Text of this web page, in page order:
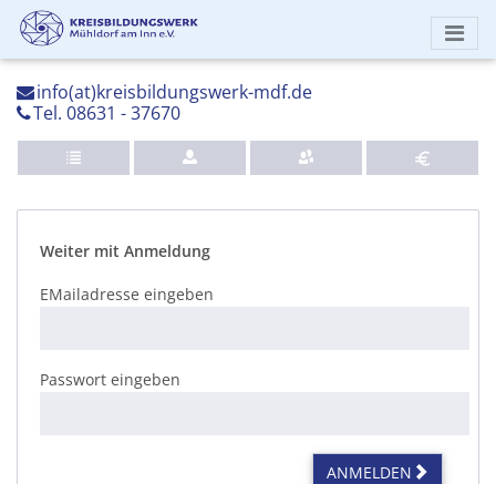
info(at)kreisbildungswerk-mdf.de
Tel. 08631 - 37670
Weiter mit Anmeldung
EMailadresse eingeben
Passwort eingeben
ANMELDEN